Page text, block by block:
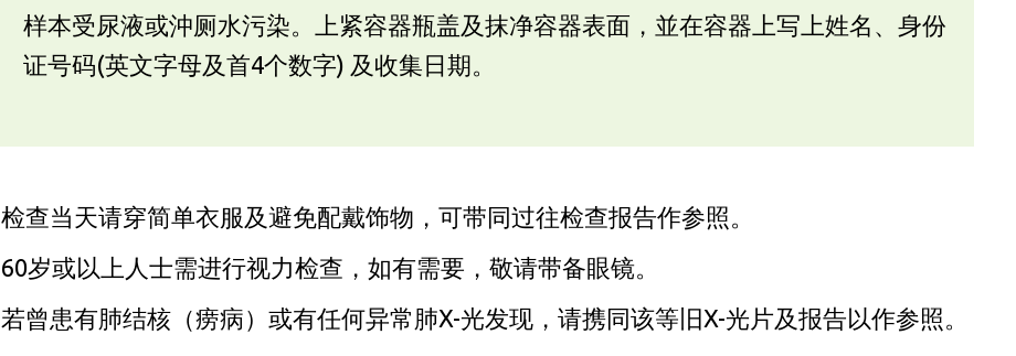
样本受尿液或沖厕水污染。上紧容器瓶盖及抹净容器表面，並在容器上写上姓名、身份
证号码(英文字母及首4个数字) 及收集日期。
检查当天请穿简单衣服及避免配戴饰物，可带同过往检查报告作参照。
60岁或以上人士需进行视力检查，如有需要，敬请带备眼镜。
若曾患有肺结核（痨病）或有任何异常肺X-光发现，请携同该等旧X-光片及报告以作参照。